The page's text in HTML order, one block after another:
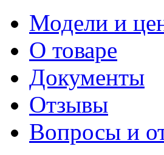
Модели и
О товаре
Документы
Отзывы
Вопросы и